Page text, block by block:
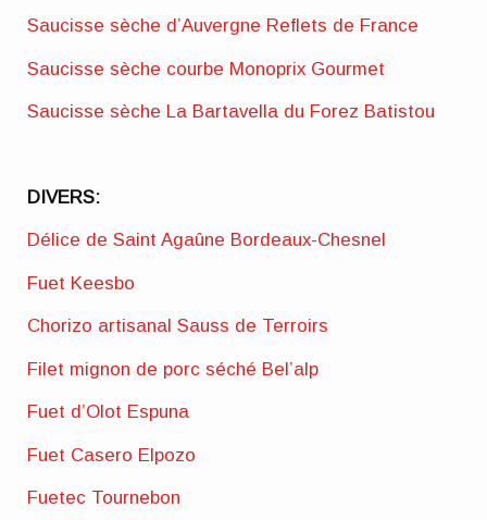
Saucisse sèche d’Auvergne Reflets de France
Saucisse sèche courbe Monoprix Gourmet
Saucisse sèche La Bartavella du Forez Batistou
DIVERS:
Délice de Saint Agaûne Bordeaux-Chesnel
Fuet Keesbo
Chorizo artisanal Sauss de Terroirs
Filet mignon de porc séché Bel’alp
Fuet d’Olot Espuna
Fuet Casero Elpozo
Fuetec Tournebon